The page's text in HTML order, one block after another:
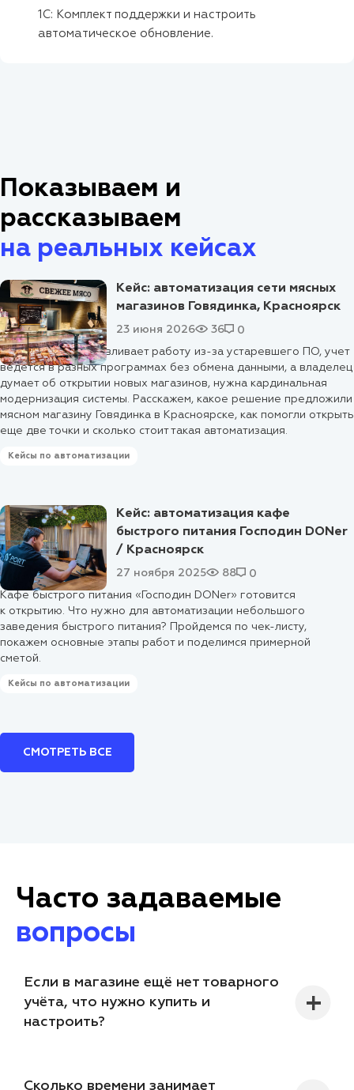
1С: Комплект поддержки и настроить
автоматическое обновление.
Показываем и
рассказываем
на реальных кейсах
Кейс: автоматизация сети мясных
магазинов Говядинка, Красноярск
23 июня 2026 36
0
Когда касса останавливает работу из-за устаревшего ПО, учет
ведется в разных программах без обмена данными, а владелец
думает об открытии новых магазинов, нужна кардинальная
модернизация системы. Расскажем, какое решение предложили
мясном магазину Говядинка в Красноярске, как помогли открыть
еще две точки и сколько стоит такая автоматизация.
Кейсы по автоматизации
Кейс: автоматизация кафе
быстрого питания Господин DONer
/ Красноярск
27 ноября 2025 88
0
Кафе быстрого питания «Господин DONer» готовится
к открытию. Что нужно для автоматизации небольшого
заведения быстрого питания? Пройдемся по чек-листу,
покажем основные этапы работ и поделимся примерной
сметой.
Кейсы по автоматизации
СМОТРЕТЬ ВСЕ
Часто задаваемые
вопросы
Если в магазине ещё нет товарного
учёта, что нужно купить и
настроить?
Сколько времени занимает